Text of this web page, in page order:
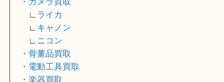
∟シャネル
∟プラダ
・バッグ買取
・財布買取
・カメラ買取